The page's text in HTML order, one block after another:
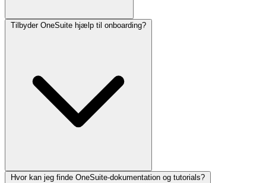
Tilbyder OneSuite hjælp til onboarding?
Hvor kan jeg finde OneSuite-dokumentation og tutorials?